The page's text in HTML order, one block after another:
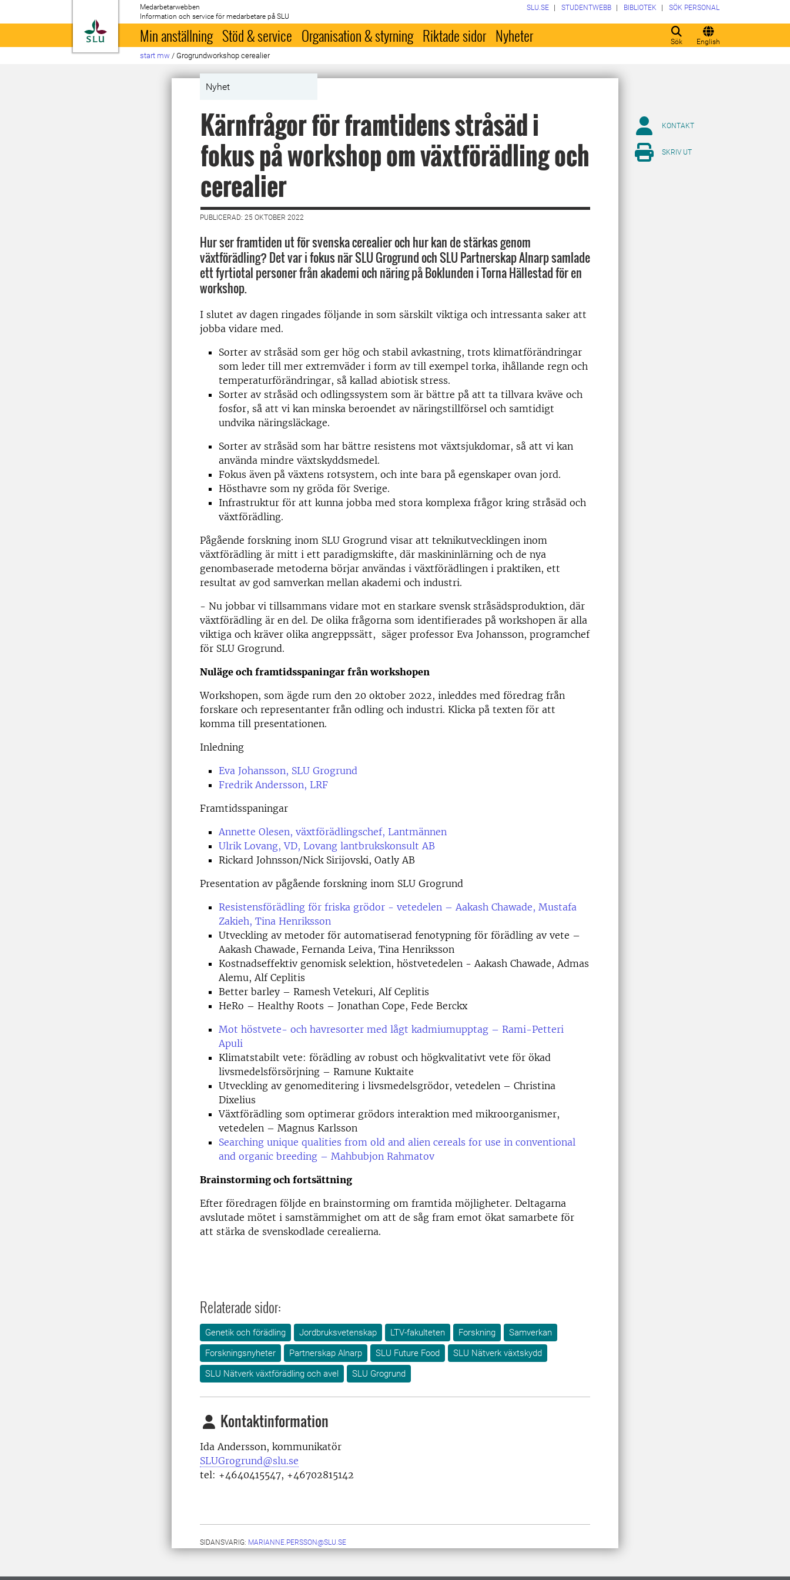
Till startsida
Medarbetarwebben
Information och service för medarbetare på SLU
Sök English
SLU.SE STUDENTWEBB BIBLIOTEK SÖK PERSONAL
Min anställning Stöd & service Organisation & styrning Riktade sidor Nyheter
start mw / Grogrundworkshop cerealier
Nyhet
Kärnfrågor för framtidens stråsäd i
fokus på workshop om växtförädling och
cerealier
PUBLICERAD: 25 OKTOBER 2022
Hur ser framtiden ut för svenska cerealier och hur kan de stärkas genom
växtförädling? Det var i fokus när SLU Grogrund och SLU Partnerskap Alnarp samlade
ett fyrtiotal personer från akademi och näring på Boklunden i Torna Hällestad för en
workshop.
I slutet av dagen ringades följande in som särskilt viktiga och intressanta saker att
jobba vidare med.
Sorter av stråsäd som ger hög och stabil avkastning, trots klimatförändringar
som leder till mer extremväder i form av till exempel torka, ihållande regn och
temperaturförändringar, så kallad abiotisk stress.
Sorter av stråsäd och odlingssystem som är bättre på att ta tillvara kväve och
fosfor, så att vi kan minska beroendet av näringstillförsel och samtidigt
undvika näringsläckage.
Sorter av stråsäd som har bättre resistens mot växtsjukdomar, så att vi kan
använda mindre växtskyddsmedel.
Fokus även på växtens rotsystem, och inte bara på egenskaper ovan jord.
Hösthavre som ny gröda för Sverige.
Infrastruktur för att kunna jobba med stora komplexa frågor kring stråsäd och
växtförädling.
Pågående forskning inom SLU Grogrund visar att teknikutvecklingen inom
växtförädling är mitt i ett paradigmskifte, där maskininlärning och de nya
genombaserade metoderna börjar användas i växtförädlingen i praktiken, ett
resultat av god samverkan mellan akademi och industri.
- Nu jobbar vi tillsammans vidare mot en starkare svensk stråsädsproduktion, där
växtförädling är en del. De olika frågorna som identifierades på workshopen är alla
viktiga och kräver olika angreppssätt, säger professor Eva Johansson, programchef
för SLU Grogrund.
Nuläge och framtidsspaningar från workshopen
Workshopen, som ägde rum den 20 oktober 2022, inleddes med föredrag från
forskare och representanter från odling och industri. Klicka på texten för att
komma till presentationen.
Inledning
Eva Johansson, SLU Grogrund
Fredrik Andersson, LRF
Framtidsspaningar
Annette Olesen, växtförädlingschef, Lantmännen
Ulrik Lovang, VD, Lovang lantbrukskonsult AB
Rickard Johnsson/Nick Sirijovski, Oatly AB
Presentation av pågående forskning inom SLU Grogrund
Resistensförädling för friska grödor - vetedelen – Aakash Chawade, Mustafa
Zakieh, Tina Henriksson
Utveckling av metoder för automatiserad fenotypning för förädling av vete –
Aakash Chawade, Fernanda Leiva, Tina Henriksson
Kostnadseffektiv genomisk selektion, höstvetedelen - Aakash Chawade, Admas
Alemu, Alf Ceplitis
Better barley – Ramesh Vetekuri, Alf Ceplitis
HeRo – Healthy Roots – Jonathan Cope, Fede Berckx
Mot höstvete- och havresorter med lågt kadmiumupptag – Rami-Petteri
Apuli
Klimatstabilt vete: förädling av robust och högkvalitativt vete för ökad
livsmedelsförsörjning – Ramune Kuktaite
Utveckling av genomeditering i livsmedelsgrödor, vetedelen – Christina
Dixelius
Växtförädling som optimerar grödors interaktion med mikroorganismer,
vetedelen – Magnus Karlsson
Searching unique qualities from old and alien cereals for use in conventional
and organic breeding – Mahbubjon Rahmatov
Brainstorming och fortsättning
Efter föredragen följde en brainstorming om framtida möjligheter. Deltagarna
avslutade mötet i samstämmighet om att de såg fram emot ökat samarbete för
att stärka de svenskodlade cerealierna.
Relaterade sidor:
Genetik och förädling Jordbruksvetenskap LTV-fakulteten Forskning
Samverkan
Forskningsnyheter
Partnerskap Alnarp SLU Future Food
SLU Nätverk växtskydd
SLU Nätverk växtförädling och avel
SLU Grogrund
Kontaktinformation
Ida Andersson, kommunikatör
SLUGrogrund@slu.se
tel: +4640415547, +46702815142
SIDANSVARIG: MARIANNE.PERSSON@SLU.SE
KONTAKT
SKRIV UT